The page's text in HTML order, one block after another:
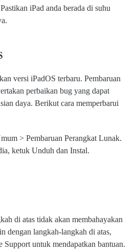
iPad anda berada di suhu
versi iPadOS terbaru. Pembaruan
perbaikan bug yang dapat
daya. Berikut cara memperbarui
> Pembaruan Perangkat Lunak.
ketuk Unduh dan Instal.
di atas tidak akan membahayakan
dengan langkah-langkah di atas,
Support untuk mendapatkan bantuan.